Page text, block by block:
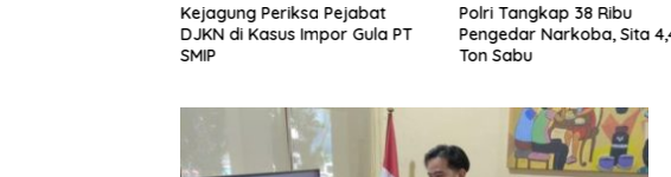
Polri Tangkap 38 Ribu
Pengedar Narkoba, Sita 4,4
Ton Sabu
KPK Tetapkan 2 Pejabat
Tersangka Korupsi Proyek
Shelter Tsunami di NTB